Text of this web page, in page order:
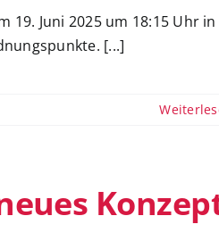
Juni 2025 um 18:15 Uhr in
[...]